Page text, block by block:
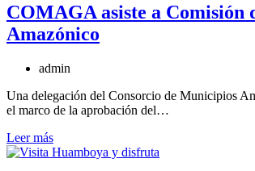
COMAGA asiste a Comisión
Amazónico
admin
Una delegación del Consorcio de Municipios
el marco de la aprobación del…
Leer más